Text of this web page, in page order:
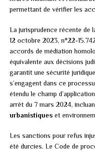
permettant de vérifier les
La jurisprudence récente de
12 octobre 2023, n°22-
accords de médiation
équivalente aux décisions
garantit une sécurité
s’engagent dans ce
étendu le champ
arrêt du 7 mars 2024,
urbanistiques et
Les sanctions pour refus
été durcies. Le Code de